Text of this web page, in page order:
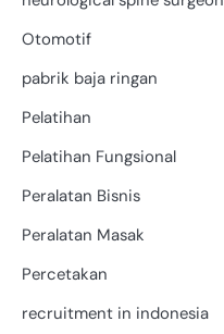
Otomotif
pabrik baja ringan
Pelatihan
Pelatihan Fungsional
Peralatan Bisnis
Peralatan Masak
Percetakan
recruitment in indonesia